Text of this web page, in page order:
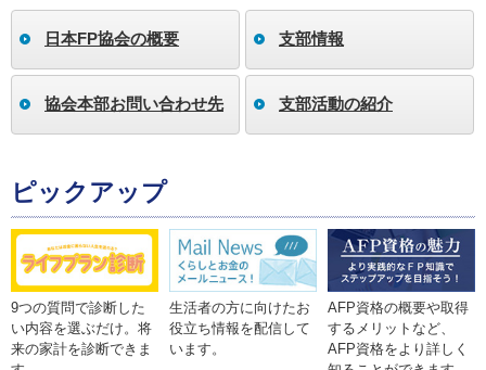
日本FP協会の概要 支部情報
協会本部お問い合わせ先 支部活動の紹介
ピックアップ
9つの質問で診断した
い内容を選ぶだけ。将
来の家計を診断できま
生活者の方に向けたお
役立ち情報を配信して
います。
AFP資格の概要や取得
するメリットなど、
AFP資格をより詳しく